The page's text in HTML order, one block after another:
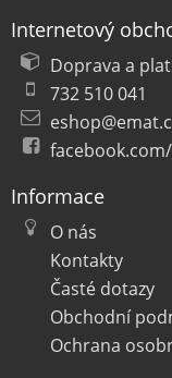
Internetový
Doprava a
732 510 041
facebook.com/
Informace
O nás
Kontakty
Časté dotazy
Obchodní
Ochrana